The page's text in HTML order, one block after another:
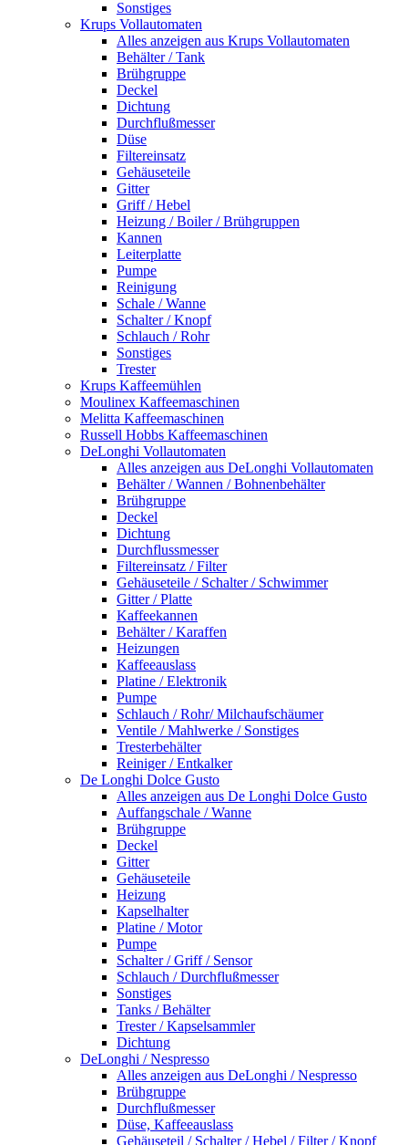
Sonstiges
Krups Vollautomaten
Alles anzeigen aus Krups Vollautomaten
Behälter / Tank
Brühgruppe
Deckel
Dichtung
Durchflußmesser
Düse
Filtereinsatz
Gehäuseteile
Gitter
Griff / Hebel
Heizung / Boiler / Brühgruppen
Kannen
Leiterplatte
Pumpe
Reinigung
Schale / Wanne
Schalter / Knopf
Schlauch / Rohr
Sonstiges
Trester
Krups Kaffeemühlen
Moulinex Kaffeemaschinen
Melitta Kaffeemaschinen
Russell Hobbs Kaffeemaschinen
DeLonghi Vollautomaten
Alles anzeigen aus DeLonghi Vollautomaten
Behälter / Wannen / Bohnenbehälter
Brühgruppe
Deckel
Dichtung
Durchflussmesser
Filtereinsatz / Filter
Gehäuseteile / Schalter / Schwimmer
Gitter / Platte
Kaffeekannen
Behälter / Karaffen
Heizungen
Kaffeeauslass
Platine / Elektronik
Pumpe
Schlauch / Rohr/ Milchaufschäumer
Ventile / Mahlwerke / Sonstiges
Tresterbehälter
Reiniger / Entkalker
De Longhi Dolce Gusto
Alles anzeigen aus De Longhi Dolce Gusto
Auffangschale / Wanne
Brühgruppe
Deckel
Gitter
Gehäuseteile
Heizung
Kapselhalter
Platine / Motor
Pumpe
Schalter / Griff / Sensor
Schlauch / Durchflußmesser
Sonstiges
Tanks / Behälter
Trester / Kapselsammler
Dichtung
DeLonghi / Nespresso
Alles anzeigen aus DeLonghi / Nespresso
Brühgruppe
Durchflußmesser
Düse, Kaffeeauslass
Gehäuseteil / Schalter / Hebel / Filter / Knopf